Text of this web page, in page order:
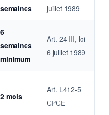
semaines
juillet 1989
6
semaines
minimum
Art. 24 III, loi
6 juillet 1989
2 mois
Art. L412-5
CPCE